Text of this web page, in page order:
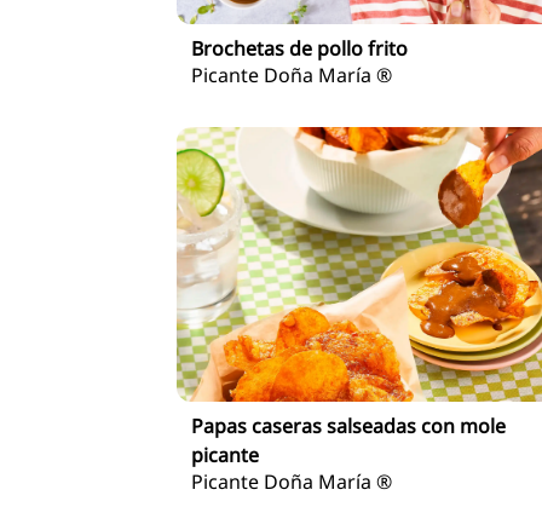
Brochetas de pollo frito
Picante Doña María ®
Papas caseras salseadas con mole
picante
Picante Doña María ®